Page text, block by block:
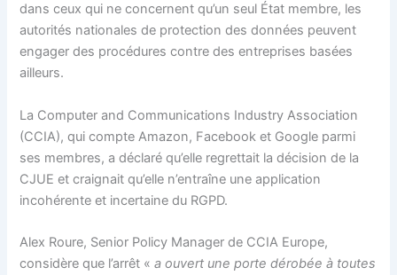
dans ceux qui ne concernent qu’un seul État membre, les
autorités nationales de protection des données peuvent
engager des procédures contre des entreprises basées
ailleurs.
La Computer and Communications Industry Association
(CCIA), qui compte Amazon, Facebook et Google parmi
ses membres, a déclaré qu’elle regrettait la décision de la
CJUE et craignait qu’elle n’entraîne une application
incohérente et incertaine du RGPD.
Alex Roure, Senior Policy Manager de CCIA Europe,
considère que l’arrêt «a ouvert une porte dérobée à toutes